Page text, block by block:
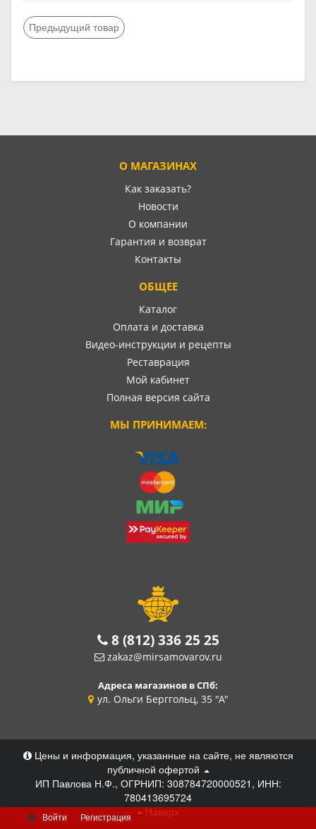
Предыдущий товар
О МАГАЗИНАХ
Как заказать?
Новости
О компании
Гарантия и возврат
Контакты
ОБЩЕЕ
Каталог
Оплата и доставка
Видео-инструкции и рецепты
Реставрация
Мой кабинет
Полная версия сайта
МЫ ПРИНИМАЕМ:
8 (812) 336 25 25
zakaz@mirsamovarov.ru
Адреса магазинов в СПб:
ул. Ольги Берггольц, 35 "А"
Цены и информация, указанные на сайте, не являются
публичной офертой
ИП Павлова Н.Ф., ОГРНИП: 308784720000521, ИНН:
780413695724
Наверх
Войти
Регистрация